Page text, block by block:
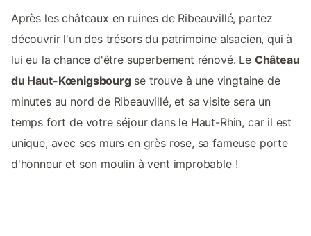
Après les châteaux en ruines de Ribeauvillé, partez
découvrir l'un des trésors du patrimoine alsacien, qui à
lui eu la chance d'être superbement rénové. Le Château
du Haut-Kœnigsbourgse trouve à une vingtaine de
minutes au nord de Ribeauvillé, et sa visite sera un
temps fort de votre séjour dans le Haut-Rhin, car il est
unique, avec ses murs en grès rose, sa fameuse porte
d'honneur et son moulin à vent improbable !